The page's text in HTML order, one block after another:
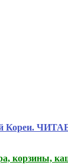
Кореи.
корзины,